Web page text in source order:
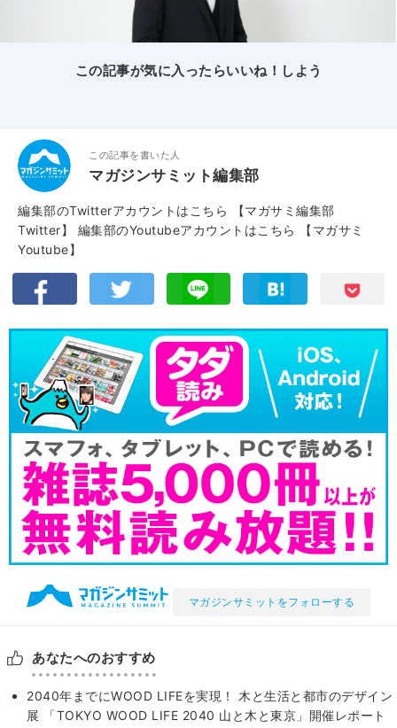
この記事が気に入ったらいいね！しよう
この記事を書いた人
マガジンサミット編集部
編集部のTwitterアカウントはこちら
【マガサミ編集部
Twitter】
編集部のYoutubeアカウントはこちら
【マガサミ
Youtube】
マガジンサミットをフォローする
あなたへのおすすめ
2040年までにWOOD LIFEを実現！ 木と生活と都市のデザイン
展 「TOKYO WOOD LIFE 2040 山と木と東京」開催レポート